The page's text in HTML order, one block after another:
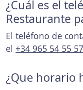
¿Cuál es el
Restaurante
El teléfono de
el +34 965 54 55 57
¿Que horario